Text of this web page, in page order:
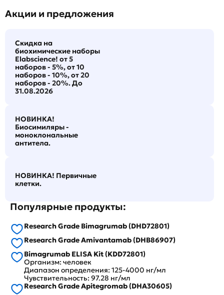
Акции и предложения
Скидка на
биохимические наборы
Elabscience! от 5
наборов - 5%, от 10
наборов - 10%, от 20
наборов - 20%. До
31.08.2026
НОВИНКА!
Биосимиляры -
моноклональные
антитела.
НОВИНКА! Первичные
клетки.
Популярные продукты:
Research Grade Bimagrumab (DHD72801)
Research Grade Amivantamab (DHB86907)
Bimagrumab ELISA Kit (KDD72801)
Организм: человек
Диапазон определения: 125-4000 нг/мл
Чувствительность: 97.28 нг/мл
Research Grade Apitegromab (DHA30605)